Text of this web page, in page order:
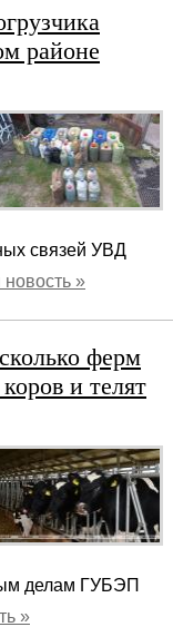
районе
связей УВД
»
ферм
и телят
делам ГУБЭП
»